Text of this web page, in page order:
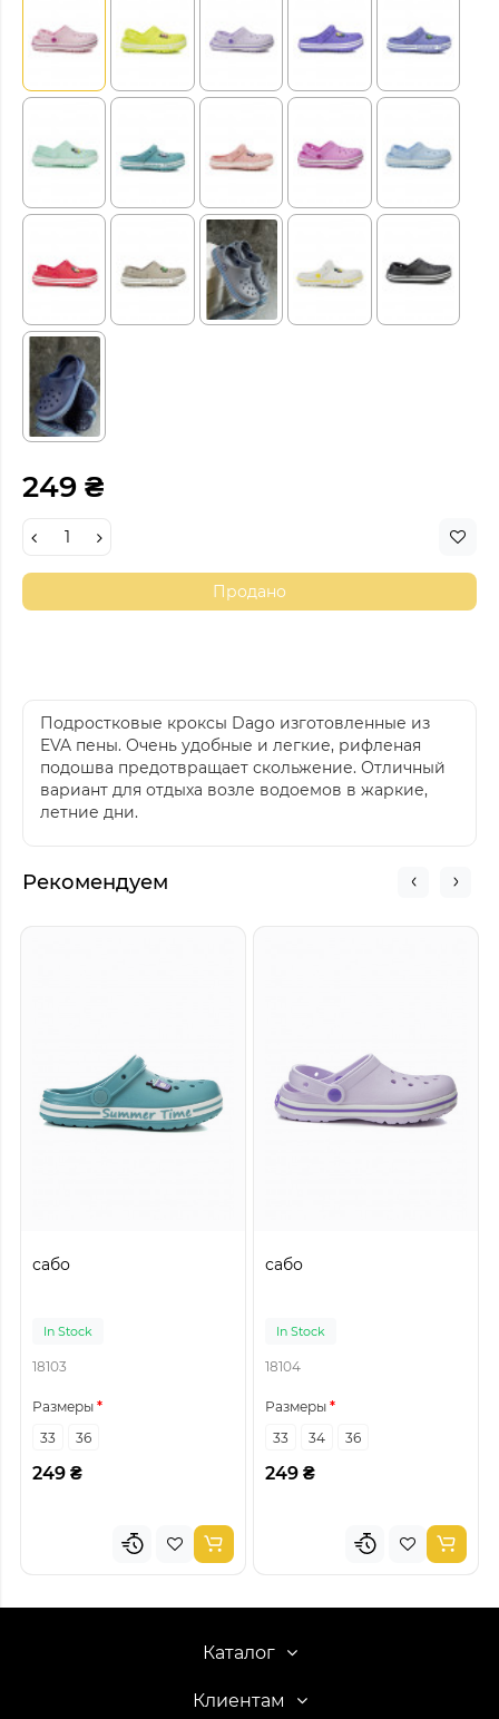
249 ₴
Продано
Подростковые кроксы Dago изготовленные из
EVA пены. Очень удобные и легкие, рифленая
подошва предотвращает скольжение. Отличный
вариант для отдыха возле водоемов в жаркие,
летние дни.
Рекомендуем
сабо
In Stock
18103
Размеры
33
36
249 ₴
сабо
In Stock
18104
Размеры
33
34 36
249 ₴
Каталог
Клиентам